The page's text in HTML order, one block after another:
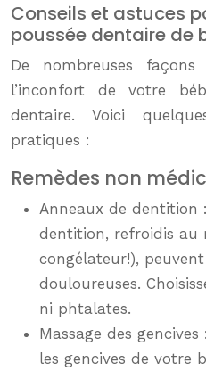
Conseils et astuces
poussée dentaire de
De nombreuses
l’inconfort de votre
dentaire. Voici
pratiques :
Remèdes non
Anneaux de dentition
dentition, refroidis au
congélateur!),
douloureuses.
ni phtalates.
Massage des
les gencives de votre